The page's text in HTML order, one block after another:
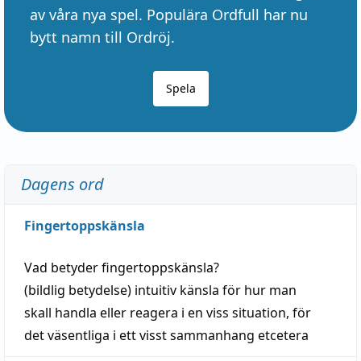
av våra nya spel. Populära Ordfull har nu
bytt namn till Ordröj.
Spela
Dagens ord
Fingertoppskänsla
Vad betyderfingertoppskänsla?
(bildlig betydelse) intuitiv känsla för hur man
skall handla eller reagera i en viss situation, för
det väsentliga i ett visstsammanhang etcetera